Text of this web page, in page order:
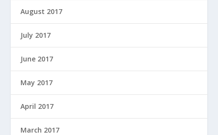
August 2017
July 2017
June 2017
May 2017
April 2017
March 2017